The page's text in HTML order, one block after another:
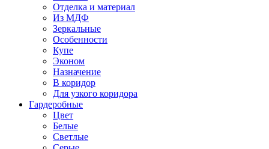
Отделка и материал
Из МДФ
Зеркальные
Особенности
Купе
Эконом
Назначение
В коридор
Для узкого коридора
Гардеробные
Цвет
Белые
Светлые